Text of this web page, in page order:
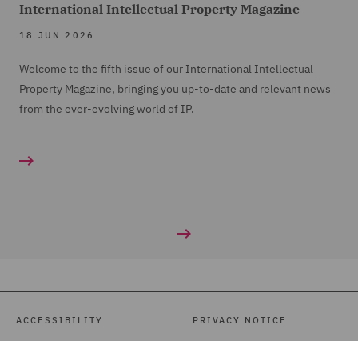
International Intellectual Property Magazine
18 JUN 2026
Welcome to the fifth issue of our International Intellectual
Property Magazine, bringing you up-to-date and relevant news
from the ever-evolving world of IP.
ACCESSIBILITY PRIVACY NOTICE